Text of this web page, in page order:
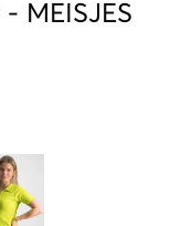
- MEISJES